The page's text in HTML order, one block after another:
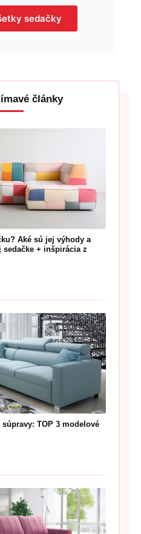
sedačky
články
Aké sú jej výhody a
+ inšpirácia z
TOP 3 modelové